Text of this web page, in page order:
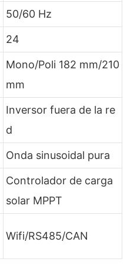
50/60 Hz
24
Mono/Poli 182 mm/210
mm
Inversor fuera de la re
d
Onda sinusoidal pura
Controlador de carga
solar MPPT
Wifi/RS485/CAN